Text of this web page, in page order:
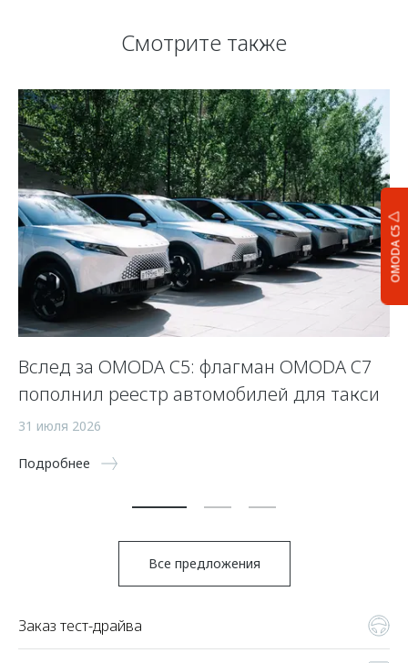
OMODA C5
Смотрите также
Вслед за OMODA C5: флагман OMODA C7
пополнил реестр автомобилей для такси
31 июля 2026
Подробнее
Все предложения
Заказ тест-драйва